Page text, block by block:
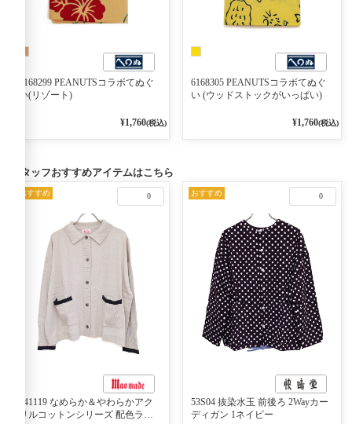
6168299 PEANUTSコラボてぬぐ
い(リゾート)
¥1,760(税込)
6168305 PEANUTSコラボてぬぐ
い (ウッドストックがいっぱい)
¥1,760(税込)
スタッフおすすめアイテムはこちら
0
おすすめ
541119 なめらか＆やわらかアク
リルコットンシリーズ 配色ライ
0
おすすめ
53S04 抜染水玉 前後ろ 2Wayカー
ディガン 1ネイビー